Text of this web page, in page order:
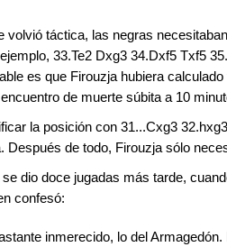
volvió táctica, las negras
33.Te2 Dxg3 34.Dxf5 Txf5
es que Firouzja hubiera
de muerte súbita a 10
la posición con 31...Cxg3
Después de todo, Firouzja sólo
dio doce jugadas más tarde,
confesó:
inmerecido, lo del Armagedón.